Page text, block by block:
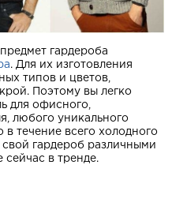
гардероба
. Для их изготовления
типов и цветов,
Поэтому вы легко
для офисного,
любого уникального
течение всего холодного
гардероб различными
сейчас в тренде.